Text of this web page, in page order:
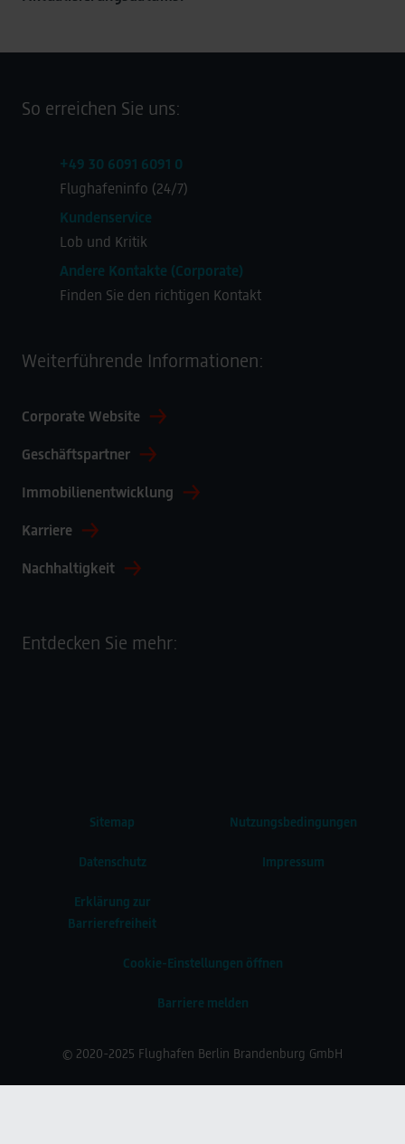
So erreichen Sie uns:
+49 30 6091 6091 0
Flughafeninfo (24/7)
Kundenservice
Lob und Kritik
Andere Kontakte (Corporate)
Finden Sie den richtigen Kontakt
Weiterführende Informationen:
Corporate Website
Geschäftspartner
Immobilienentwicklung
Karriere
Nachhaltigkeit
Entdecken Sie mehr:
Sitemap Nutzungsbedingungen
Datenschutz Impressum
Erklärung zur
Barrierefreiheit
Cookie-Einstellungen öffnen
Barriere melden
© 2020-2025 Flughafen Berlin Brandenburg GmbH